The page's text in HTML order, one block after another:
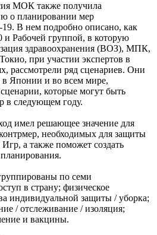
МОК также получила
о планировании мер
В нем подробно описано, как
Рабочей группой, в которую
здравоохранения (ВОЗ), МПК,
при участии экспертов в
рассмотрели ряд сценариев. Они
Японии и во всем мире,
которые могут быть
в следующем году.
имел решающее значение для
необходимых для защиты
Игр, а также поможет создать
по семи
в страну; физическое
индивидуальной защиты / уборка;
/ отслеживание / изоляция;
и вакцины.